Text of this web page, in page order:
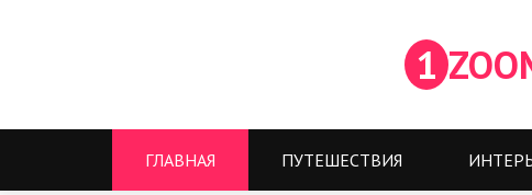
1
ГЛАВНАЯ ПУТЕШЕСТВИЯ